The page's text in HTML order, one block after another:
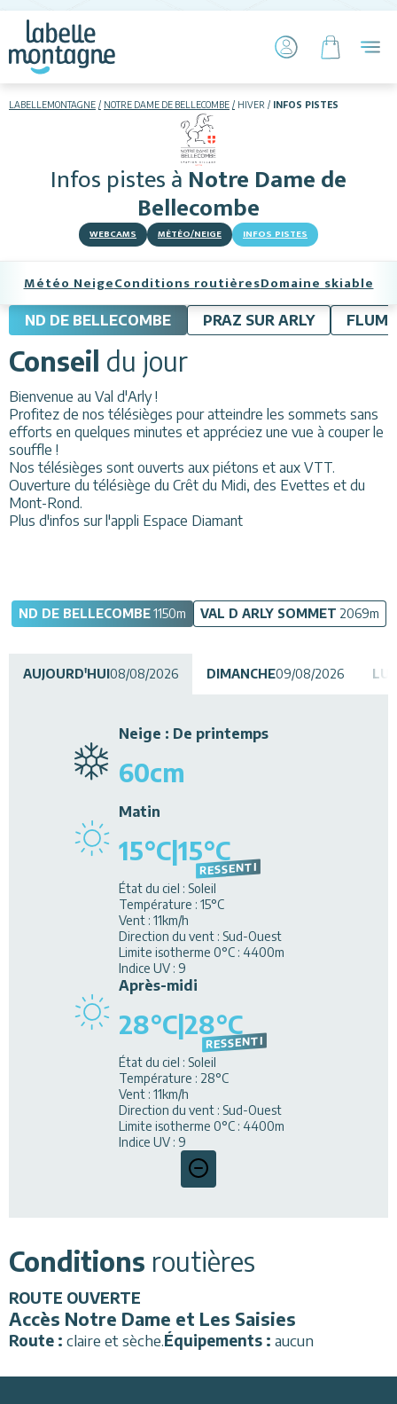
LABELLEMONTAGNE NOTRE DAME DE BELLECOMBE HIVER INFOS PISTES
Infos pistesà Notre Dame de
Bellecombe
WEBCAMS MÉTÉO/NEIGE INFOS PISTES
Hébergements
Activités
Restaurants
Animations
Services
Météo NeigeConditions routièresDomaine skiable
ND DE BELLECOMBE PRAZ SUR ARLY
Conseil du jour
Bienvenue au Val d'Arly !
Profitez de nos télésièges pour atteindre les sommets sans
efforts en quelques minutes et appréciez une vue à couper le
souffle !
Nos télésièges sont ouverts aux piétons et aux VTT.
Ouverture du télésiège du Crêt du Midi, des Evettes et du
Mont-Rond.
Plus d'infos sur l'appli Espace Diamant
ND DE BELLECOMBE 1150m VAL D ARLY SOMMET 2069m
AUJOURD'HUI08/08/2026 DIMANCHE09/08/2026
Neige : De printemps
60cm
Matin
15°C|15°C
RESSENTI
État du ciel : Soleil
Température : 15°C
Vent : 11km/h
Direction du vent : Sud-Ouest
Limite isotherme 0°C : 4400m
Indice UV : 9
Après-midi
28°C|28°C
RESSENTI
État du ciel : Soleil
Température : 28°C
Vent : 11km/h
Direction du vent : Sud-Ouest
Limite isotherme 0°C : 4400m
Indice UV : 9
Conditions routières
ROUTE OUVERTE
Accès Notre Dame et Les Saisies
Route : claire et sèche.Équipements : aucun